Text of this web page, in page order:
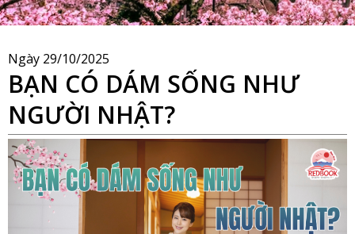
Ngày 29/10/2025
BẠN CÓ DÁM SỐNG NHƯ
NGƯỜI NHẬT?